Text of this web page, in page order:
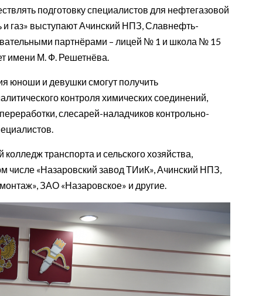
подготовку специалистов для нефтегазовой
газ» выступают Ачинский НПЗ, Славнефть-
партнёрами – лицей № 1 и школа № 15
имени М. Ф. Решетнёва.
юноши и девушки смогут получить
контроля химических соединений,
слесарей-наладчиков контрольно-
транспорта и сельского хозяйства,
числе «Назаровский завод ТИиК», Ачинский НПЗ,
ЗАО «Назаровское» и другие.